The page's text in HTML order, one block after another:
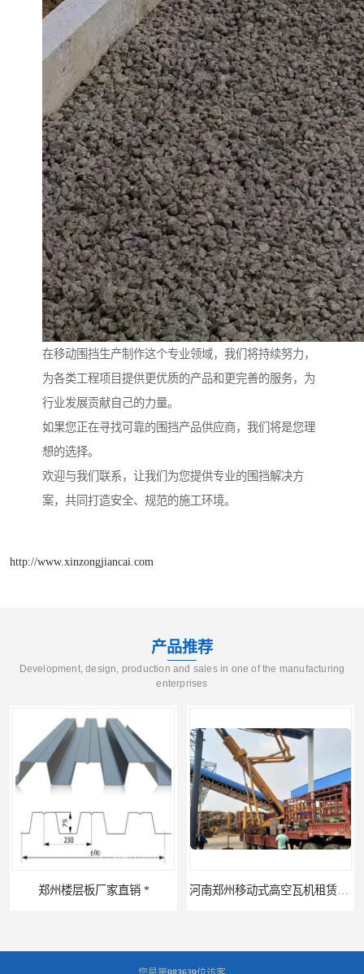
在移动围挡生产制作这个专业领域，我们将持续努力，
为各类工程项目提供更优质的产品和更完善的服务，为
行业发展贡献自己的力量。
如果您正在寻找可靠的围挡产品供应商，我们将是您理
想的选择。
欢迎与我们联系，让我们为您提供专业的围挡解决方
案，共同打造安全、规范的施工环境。
http://www.xinzongjiancai.com
产品推荐
Development, design, production and sales in one of the manufacturing
enterprises
板厂家直销 * 河南郑州移动式高空瓦机租赁公司 提高施工效率